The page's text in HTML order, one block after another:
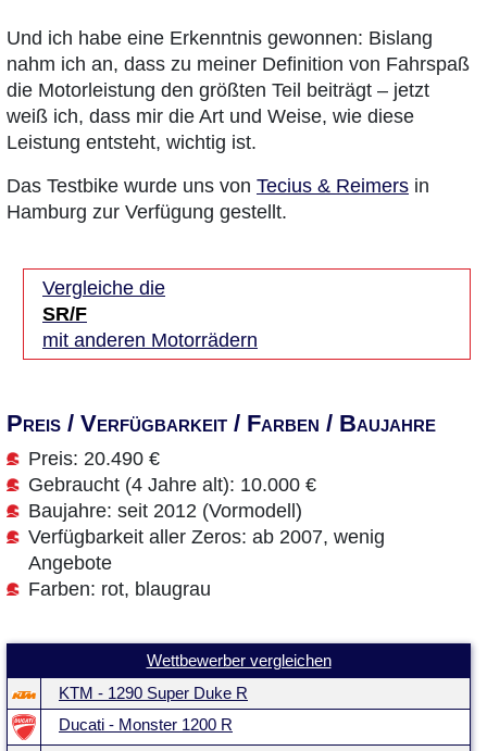
Und ich habe eine Erkenntnis gewonnen: Bislang
nahm ich an, dass zu meiner Definition von Fahrspaß
die Motorleistung den größten Teil beiträgt – jetzt
weiß ich, dass mir die Art und Weise, wie diese
Leistung entsteht, wichtig ist.
Das Testbike wurde uns von Tecius & Reimers in
Hamburg zur Verfügung gestellt.
Vergleiche die
SR/F
mit anderen Motorrädern
Preis / Verfügbarkeit / Farben / Baujahre
Preis: 20.490 €
Gebraucht (4 Jahre alt): 10.000 €
Baujahre: seit 2012 (Vormodell)
Verfügbarkeit aller Zeros: ab 2007, wenig
Angebote
Farben: rot, blaugrau
Wettbewerber vergleichen
KTM - 1290 Super Duke R
Ducati - Monster 1200 R